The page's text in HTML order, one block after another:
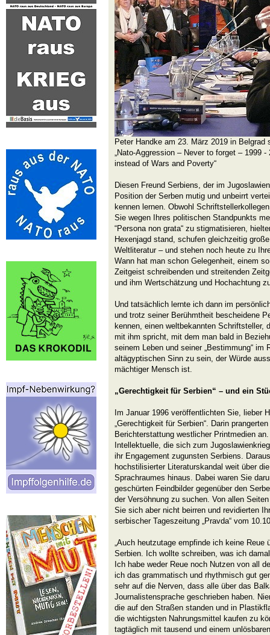
Peter Handke am 23. März 2019 in
„Nato-Aggression – Never to forget – 1999
instead of Wars and Poverty“
Diesen Freund Serbiens, der im
Position der Serben mutig und unbeirrt
kennen lernen. Obwohl
Sie wegen Ihres politischen Standpunkts
“Persona non grata“ zu stigmatisieren,
Hexenjagd stand, schufen gleichzeitig
Weltliteratur – und stehen noch heute zu
Wann hat man schon Gelegenheit, einem
Zeitgeist schreibenden und streitenden
und ihm Wertschätzung und Hochachtung
Und tatsächlich lernte ich dann im
und trotz seiner Berühmtheit bescheidene
kennen, einen weltbekannten Schriftsteller,
mit ihm spricht, mit dem man bald in
seinem Leben und seiner „Bestimmung“ im
altägyptischen Sinn zu sein, der Würde
mächtiger Mensch ist.
„Gerechtigkeit für Serbien“ – und ein
Im Januar 1996 veröffentlichten Sie, lieber
„Gerechtigkeit für Serbien“. Darin
Berichterstattung westlicher Printmedien
Intellektuelle, die sich zum
ihr Engagement zugunsten Serbiens.
hochstilisierter Literaturskandal weit über
Sprachraumes hinaus. Dabei waren Sie
geschürten Feindbilder gegenüber den
der Versöhnung zu suchen. Von allen
Sie sich aber nicht beirren und revidierten
serbischer Tageszeitung „Pravda“ vom
„Auch heutzutage empfinde ich keine Reue
Serbien. Ich wollte schreiben, was ich
Ich habe weder Reue noch Nutzen von all
ich das grammatisch und rhythmisch gut
sehr auf die Nerven, dass alle über das
Journalistensprache geschrieben haben.
die auf den Straßen standen und in
die wichtigsten Nahrungsmittel kaufen zu
tagtäglich mit tausend und einem